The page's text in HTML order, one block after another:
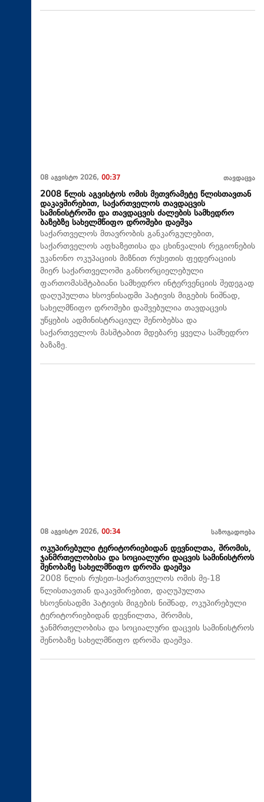
08 აგვისტო 2026, 00:37 თავდაცვა
2008 წლის აგვისტოს ომის მეთვრამეტე წლისთავთან
დაკავშირებით, საქართველოს თავდაცვის
სამინისტროში და თავდაცვის ძალების სამხედრო
ბაზებზე სახელმწიფო დროშები დაეშვა
საქართველოს მთავრობის განკარგულებით,
საქართველოს აფხაზეთისა და ცხინვალის რეგიონების
უკანონო ოკუპაციის მიზნით რუსეთის ფედერაციის
მიერ საქართველოში განხორციელებული
ფართომასშტაბიანი სამხედრო ინტერვენციის შედეგად
დაღუპულთა ხსოვნისადმი პატივის მიგების ნიშნად,
სახელმწიფო დროშები დაშვებულია თავდაცვის
უწყების ადმინისტრაციულ შენობებსა და
საქართველოს მასშტაბით მდებარე ყველა სამხედრო
ბაზაზე.
08 აგვისტო 2026, 00:34 საზოგადოება
ოკუპირებული ტერიტორიებიდან დევნილთა, შრომის,
ჯანმრთელობისა და სოციალური დაცვის სამინისტროს
შენობაზე სახელმწიფო დროშა დაეშვა
2008 წლის რუსეთ-საქართველოს ომის მე-18
წლისთავთან დაკავშირებით, დაღუპულთა
ხსოვნისადმი პატივის მიგების ნიშნად, ოკუპირებული
ტერიტორიებიდან დევნილთა, შრომის,
ჯანმრთელობისა და სოციალური დაცვის სამინისტროს
შენობაზე სახელმწიფო დროშა დაეშვა.